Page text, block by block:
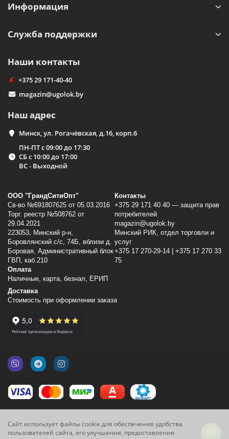
Сайт использует файлы cookie для обеспечения удобства
пользователей сайта, его улучшения, предоставления
Информация
Служба поддержки
Наши контакты
+375 29 171-40-40
magazin@ugolok.by
Наш адрес
Минск, ул. Рогачёвская, д.16, корп.6
ПН-ПТ с 09:00 до 17:30
СБ с 10:00 до 17:00
ВС - Выходной
ООО "ГрандСитиОпт"
Св-во №691807625 от 05.03.2016
Торг. реестр №508762 от
29.04.2021
223053, Минский p-н,
Боровлянский с/с, 74Б, вблизи д.
Боровая, Административный блок
ГВП, каб.210
Контакты
+375 29 171 40 40 — защита прав
потребителей
magazin@ugolok.by
Минский РИК, отдел торговли и
услуг
+375 17 270-29-14 | +375 17 270 33
75
Оплата
Наличные, карта, безнал, ЕРИП
Доставка
Стоимость при оформлении заказа